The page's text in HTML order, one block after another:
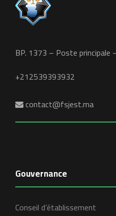
BP. 1373 – Poste principale
+212539393932
contact@fsjest.ma
Gouvernance
Conseil d’établissement